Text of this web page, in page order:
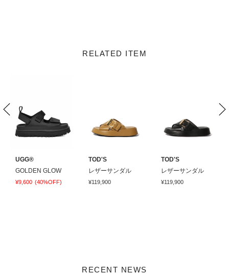
RELATED ITEM
UGG®
GOLDEN GLOW
¥9,600 (40%OFF)
TOD'S
レザーサンダル
¥119,900
TOD'S
レザーサンダル
¥119,900
RECENT NEWS